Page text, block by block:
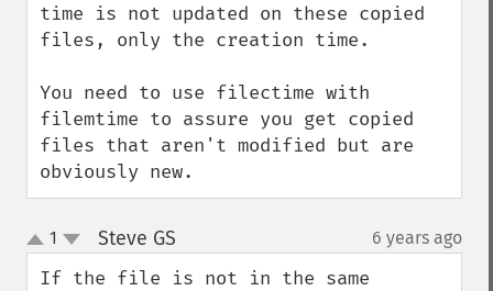
time is not updated on these copied
files, only the creation time.
You need to use filectime with
filemtime to assure you get copied
files that aren't modified but are
obviously new.
up
down
1 Steve GS 6 years ago
If the file is not in the same